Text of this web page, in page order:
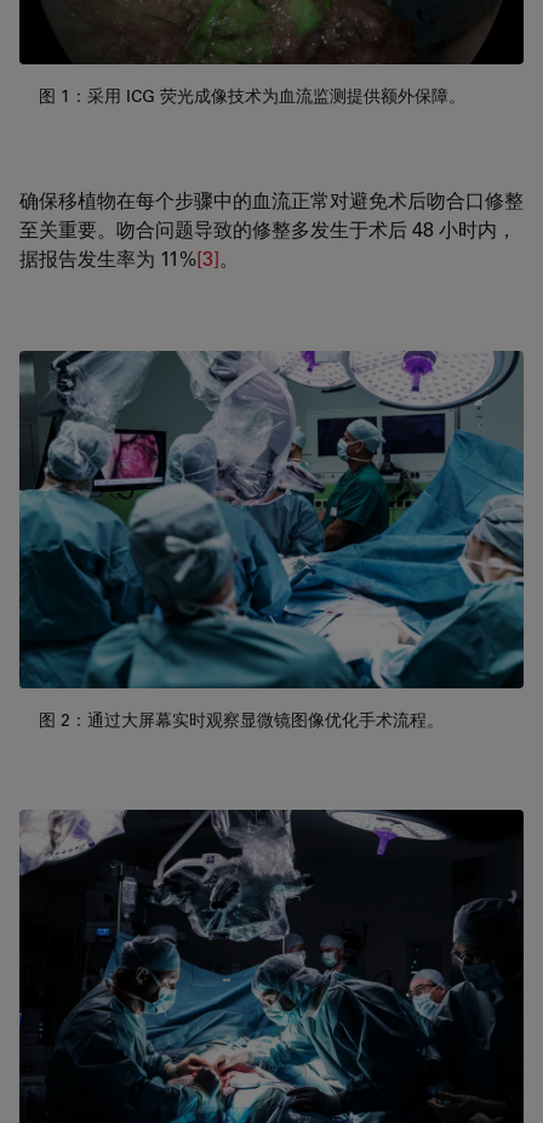
图 1：采用 ICG 荧光成像技术为血流监测提供额外保障。
确保移植物在每个步骤中的血流正常对避免术后吻合口修整
至关重要。吻合问题导致的修整多发生于术后 48 小时内，
据报告发生率为 11%[3]。
图 2：通过大屏幕实时观察显微镜图像优化手术流程。